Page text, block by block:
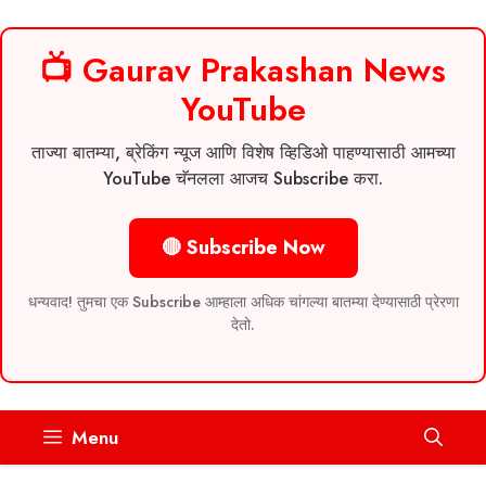
📺 Gaurav Prakashan News
YouTube
ताज्या बातम्या, ब्रेकिंग न्यूज आणि विशेष व्हिडिओ पाहण्यासाठी आमच्या
YouTube चॅनलला आजच Subscribe करा.
🔴 Subscribe Now
धन्यवाद! तुमचा एक Subscribe आम्हाला अधिक चांगल्या बातम्या देण्यासाठी प्रेरणा
देतो.
Menu